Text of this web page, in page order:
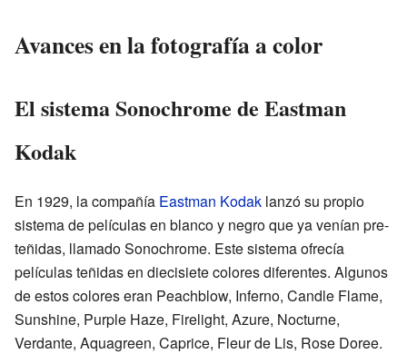
Avances en la fotografía a color
El sistema Sonochrome de Eastman
Kodak
En 1929, la compañía Eastman Kodak lanzó su propio
sistema de películas en blanco y negro que ya venían pre-
teñidas, llamado Sonochrome. Este sistema ofrecía
películas teñidas en diecisiete colores diferentes. Algunos
de estos colores eran Peachblow, Inferno, Candle Flame,
Sunshine, Purple Haze, Firelight, Azure, Nocturne,
Verdante, Aquagreen, Caprice, Fleur de Lis, Rose Doree.